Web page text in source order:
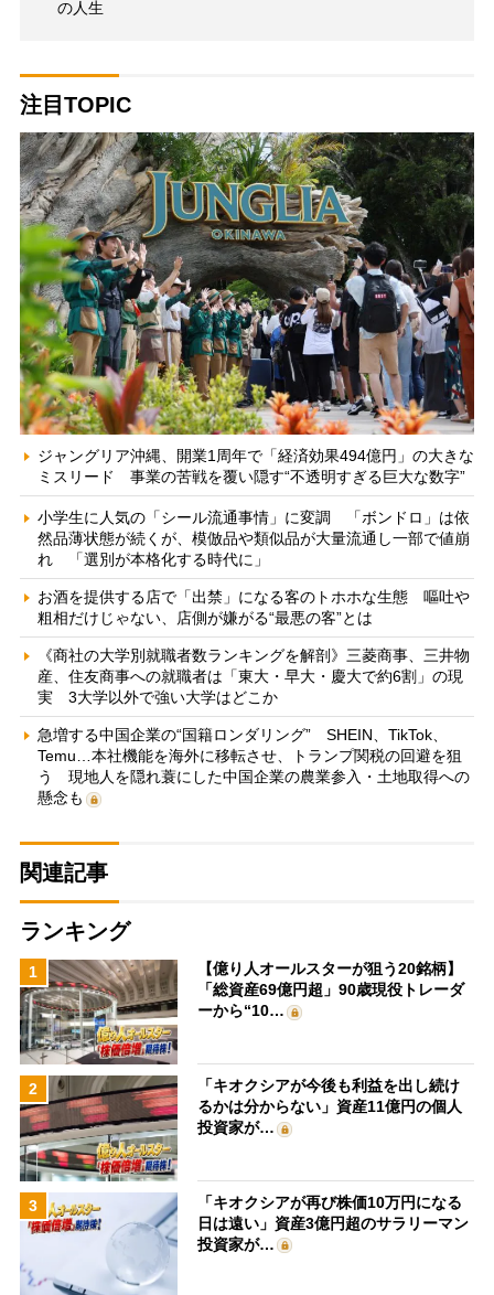
の人生
注目TOPIC
ジャングリア沖縄、開業1周年で「経済効果494億円」の大きな
ミスリード 事業の苦戦を覆い隠す“不透明すぎる巨大な数字”
小学生に人気の「シール流通事情」に変調 「ボンドロ」は依
然品薄状態が続くが、模倣品や類似品が大量流通し一部で値崩
れ 「選別が本格化する時代に」
お酒を提供する店で「出禁」になる客のトホホな生態 嘔吐や
粗相だけじゃない、店側が嫌がる“最悪の客”とは
《商社の大学別就職者数ランキングを解剖》三菱商事、三井物
産、住友商事への就職者は「東大・早大・慶大で約6割」の現
実 3大学以外で強い大学はどこか
急増する中国企業の“国籍ロンダリング” SHEIN、TikTok、
Temu…本社機能を海外に移転させ、トランプ関税の回避を狙
う 現地人を隠れ蓑にした中国企業の農業参入・土地取得への
懸念も
関連記事
ランキング
1
【億り人オールスターが狙う20銘柄】
「総資産69億円超」90歳現役トレーダ
ーから“10…
2
「キオクシアが今後も利益を出し続け
るかは分からない」資産11億円の個人
投資家が…
3
「キオクシアが再び株価10万円になる
日は遠い」資産3億円超のサラリーマン
投資家が…